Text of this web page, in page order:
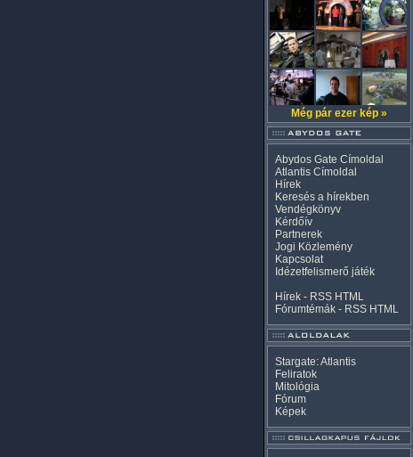
Még pár ezer kép »
Abydos Gate Címoldal
Atlantis Címoldal
Hírek
Keresés a hírekben
Vendégkönyv
Kérdőív
Partnerek
Jogi Közlemény
Kapcsolat
Idézetfelismerő játék
Hírek - RSS HTML
Fórumtémák - RSS HTML
Stargate: Atlantis
Feliratok
Mitológia
Fórum
Képek